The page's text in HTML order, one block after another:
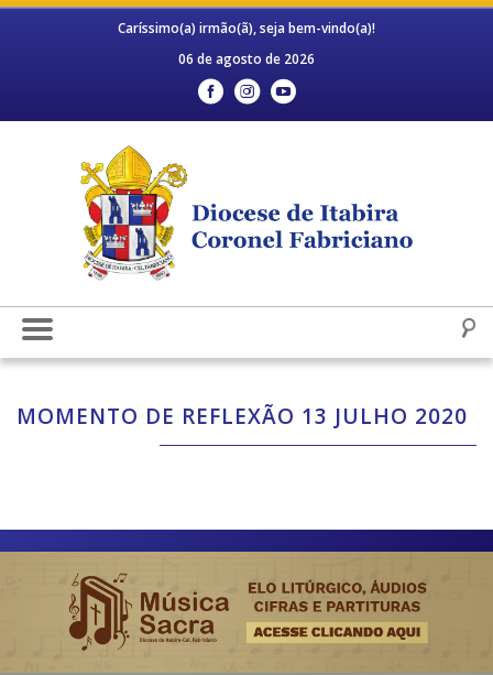
Caríssimo(a) irmão(ã), seja bem-vindo(a)!
06 de agosto de 2026
MOMENTO DE REFLEXÃO 13 JULHO 2020